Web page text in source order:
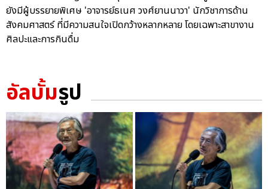
ยังมีผู้บรรยายพิเศษ 'อาจารย์ธเนศ วงศ์ยานนาวา' นักวิชาการด้าน
สังคมศาสตร์ ที่มีความสนใจเปิดกว้างหลากหลาย โดยเฉพาะสาขางาน
ศิลปะและการกินดื่ม
อัลบั้มรูป